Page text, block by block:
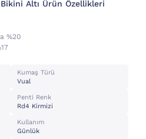
Bikini Altı Ürün Özellikleri
%20
Kumaş Türü
Vual
Penti Renk
Rd4 Kirmizi
Kullanım
Günlük